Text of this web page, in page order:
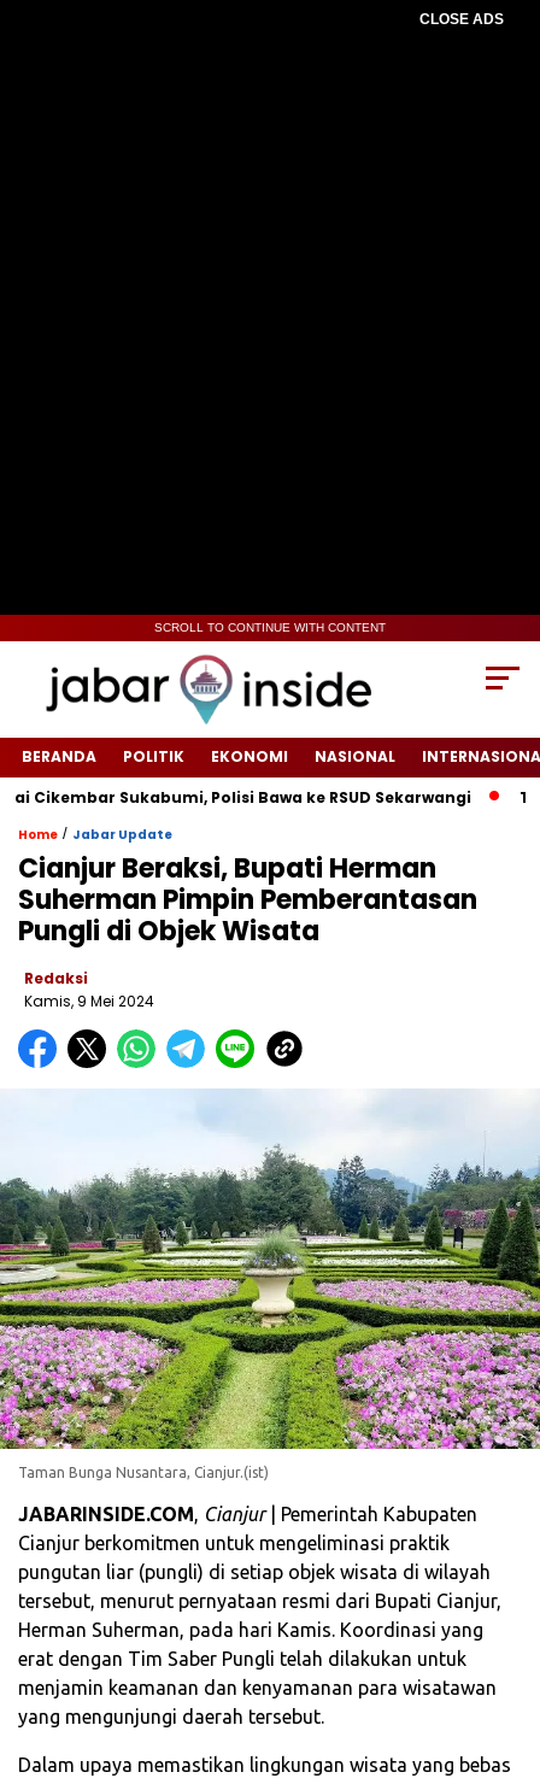
CLOSE ADS
SCROLL TO CONTINUE WITH CONTENT
BERANDA POLITIK EKONOMI NASIONAL
Sukabumi, Polisi Bawa ke RSUD Sekarwangi‎
Tiang
Home / Jabar Update
Cianjur Beraksi, Bupati Herman
Suherman Pimpin Pemberantasan
Pungli di Objek Wisata
Redaksi
Kamis, 9 Mei 2024
Taman Bunga Nusantara, Cianjur.(ist)
JABARINSIDE.COM, Cianjur| Pemerintah Kabupaten
Cianjur berkomitmen untuk mengeliminasi praktik
pungutan liar (pungli) di setiap objek wisata di wilayah
tersebut, menurut pernyataan resmi dari Bupati Cianjur,
Herman Suherman, pada hari Kamis. Koordinasi yang
erat dengan Tim Saber Pungli telah dilakukan untuk
menjamin keamanan dan kenyamanan para wisatawan
yang mengunjungi daerah tersebut.
Dalam upaya memastikan lingkungan wisata yang bebas